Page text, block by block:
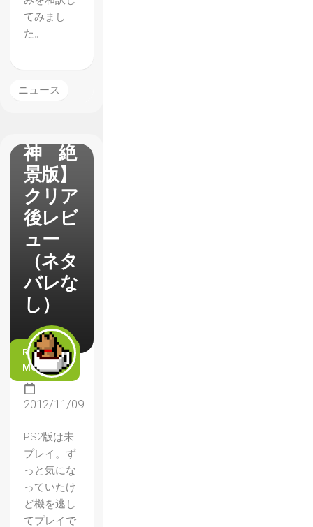
てみまし
た。
ニュース
神 絶
景版】
クリア
後レビ
ュー
（ネタ
バレな
し）
READ
MORE
2012/11/09
PS2版は未
プレイ。ず
っと気にな
っていたけ
ど機を逃し
てプレイで